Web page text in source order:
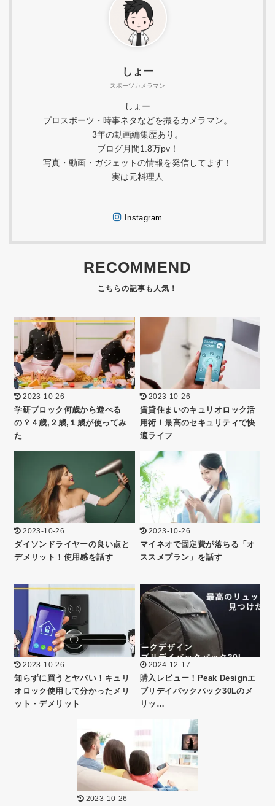
しょー
スポーツカメラマン
しょー
プロスポーツ・時事ネタなどを撮るカメラマン。
3年の動画編集歴あり。
ブログ月間1.8万pv！
写真・動画・ガジェットの情報を発信してます！
実は元料理人
Instagram
RECOMMEND
2023-10-26
学研ブロック何歳から遊べる
の？４歳,２歳,１歳が使ってみ
た
2023-10-26
賃貸住まいのキュリオロック活
用術！最高のセキュリティで快
適ライフ
2023-10-26
ダイソンドライヤーの良い点と
デメリット！使用感を話す
2023-10-26
マイネオで固定費が落ちる「オ
ススメプラン」を話す
2023-10-26
知らずに買うとヤバい！キュリ
オロック使用して分かったメリ
ット・デメリット
2024-12-17
購入レビュー！Peak Designエ
ブリデイバックパック30Lのメ
リッ…
2023-10-26